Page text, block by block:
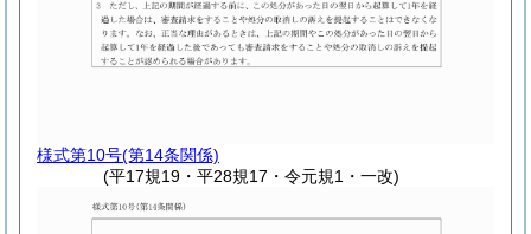
様式第10号(第14条関係)
(平17規19・平28規17・令元規1・一改)